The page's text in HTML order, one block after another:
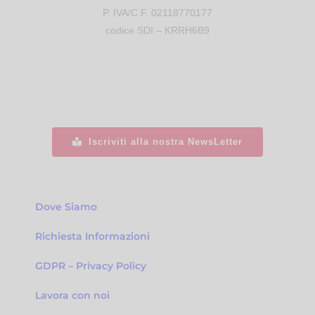
P. IVA/C.F. 02118770177
codice SDI – KRRH6B9
Iscriviti alla nostra NewsLetter
Dove Siamo
Richiesta Informazioni
GDPR – Privacy Policy
Lavora con noi